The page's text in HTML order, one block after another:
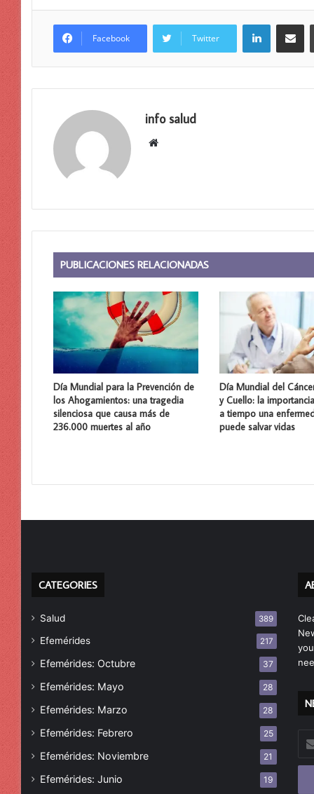
Facebook Twitter
LinkedIn
info salud
Sitio
PUBLICACIONES RELACIONADAS
Día Mundial para la Prevención de
los Ahogamientos: una tragedia
silenciosa que causa más de
236.000 muertes al año
Día Mundial del
y Cuello: la
a tiempo una
puede salvar vidas
CATEGORIES
Salud 389
Efemérides 217
Efemérides: Octubre 37
Efemérides: Mayo 28
Efemérides: Marzo 28
Efemérides: Febrero 25
Efemérides: Noviembre 21
Efemérides: Junio 19